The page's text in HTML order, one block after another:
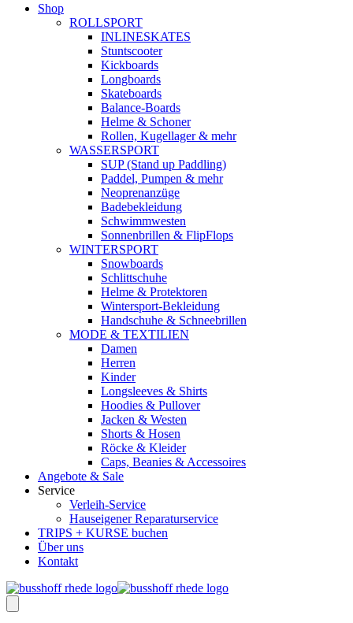
Shop
ROLLSPORT
INLINESKATES
Stuntscooter
Kickboards
Longboards
Skateboards
Balance-Boards
Helme & Schoner
Rollen, Kugellager & mehr
WASSERSPORT
SUP (Stand up Paddling)
Paddel, Pumpen & mehr
Neoprenanzüge
Badebekleidung
Schwimmwesten
Sonnenbrillen & FlipFlops
WINTERSPORT
Snowboards
Schlittschuhe
Helme & Protektoren
Wintersport-Bekleidung
Handschuhe & Schneebrillen
MODE & TEXTILIEN
Damen
Herren
Kinder
Longsleeves & Shirts
Hoodies & Pullover
Jacken & Westen
Shorts & Hosen
Röcke & Kleider
Caps, Beanies & Accessoires
Angebote & Sale
Service
Verleih-Service
Hauseigener Reparaturservice
TRIPS + KURSE buchen
Über uns
Kontakt